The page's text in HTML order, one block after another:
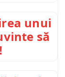
unui
să